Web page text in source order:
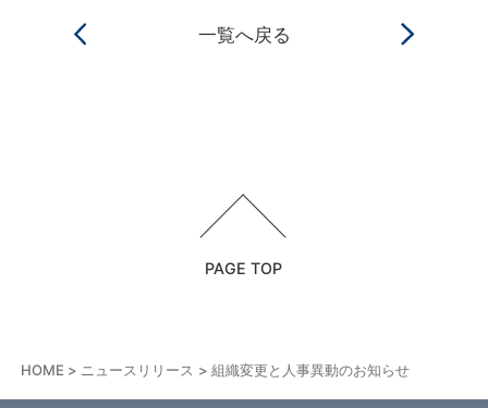
一覧へ戻る
PAGE TOP
HOME ニュースリリース 組織変更と人事異動のお知らせ